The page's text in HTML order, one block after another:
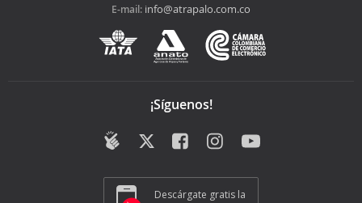
E-mail: info@atrapalo.com.co
¡Síguenos!
Descárgate gratis la